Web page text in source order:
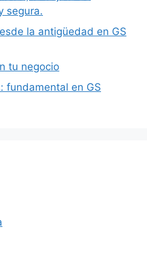
segura.
la antigüedad en GS
tu negocio
fundamental en GS